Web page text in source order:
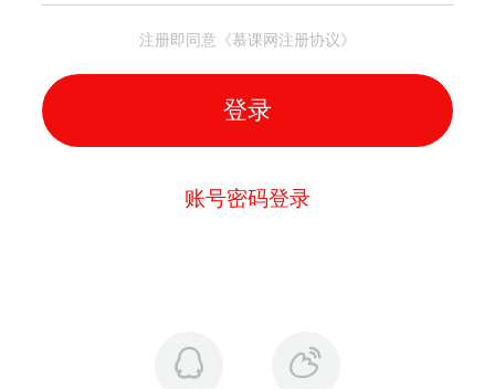
注册即同意《慕课网注册协议》
登录
账号密码登录